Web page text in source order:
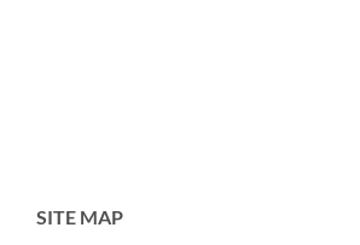
SITE MAP